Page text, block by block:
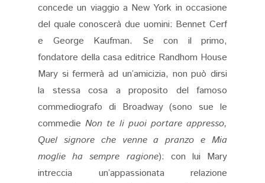
concede un viaggio a New York in occasione
del quale conoscerà due uomini: Bennet Cerf
e George Kaufman. Se con il primo,
fondatore della casa editrice Randhom House
Mary si fermerà ad un’amicizia, non può dirsi
la stessa cosa a proposito del famoso
commediografo di Broadway (sono sue le
commedieNon te li puoi portare appresso,
Quel signore che venne a pranzo e Mia
moglie ha sempre ragione): con lui Mary
intreccia un’appassionata relazione